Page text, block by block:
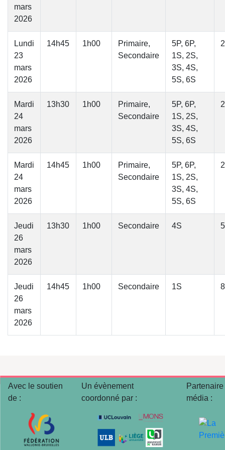
mars
2026
Lundi
23
mars
2026
14h45 1h00
Primaire,
Secondaire
5P, 6P,
1S, 2S,
3S, 4S,
5S, 6S
Mardi
24
mars
2026
13h30 1h00
Primaire,
Secondaire
5P, 6P,
1S, 2S,
3S, 4S,
5S, 6S
Mardi
24
mars
2026
14h45 1h00
Primaire,
Secondaire
5P, 6P,
1S, 2S,
3S, 4S,
5S, 6S
Jeudi
26
mars
2026
13h30 1h00 Secondaire 4S 5
Jeudi
26
mars
2026
14h45 1h00 Secondaire 1S 8
Avec le soutien
de :
Un évènement
coordonné par :
Partenaire
média :